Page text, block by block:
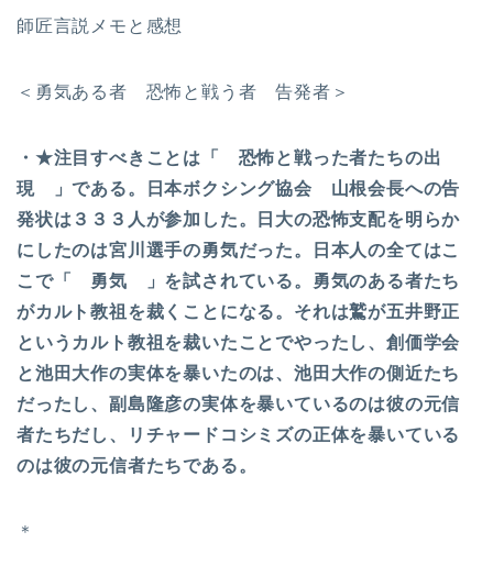
師匠言説メモと感想
＜勇気ある者 恐怖と戦う者 告発者＞
・★注目すべきことは「 恐怖と戦った者たちの出
現 」である。日本ボクシング協会 山根会長への告
発状は３３３人が参加した。日大の恐怖支配を明らか
にしたのは宮川選手の勇気だった。日本人の全てはこ
こで「 勇気 」を試されている。勇気のある者たち
がカルト教祖を裁くことになる。それは鷲が五井野正
というカルト教祖を裁いたことでやったし、創価学会
と池田大作の実体を暴いたのは、池田大作の側近たち
だったし、副島隆彦の実体を暴いているのは彼の元信
者たちだし、リチャードコシミズの正体を暴いている
のは彼の元信者たちである。
＊